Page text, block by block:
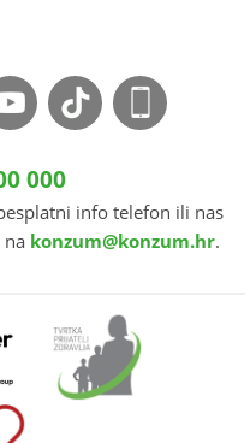
000
info telefon ili nas
na konzum@konzum.hr.